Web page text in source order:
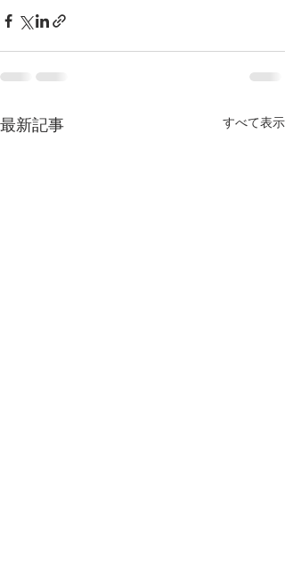
最新記事 すべて表示